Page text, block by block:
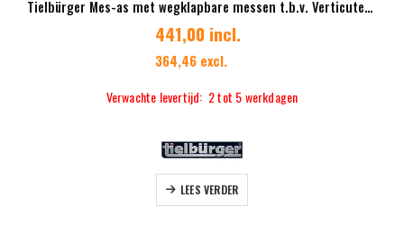
Tielbürger Mes-as met wegklapbare messen t.b.v. Verticuteermachine TV610
441,00 incl.
364,46 excl.
Verwachte levertijd: 2 tot 5 werkdagen
LEES VERDER